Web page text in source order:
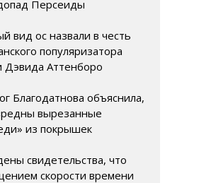
Персеиды
вид ос назвали в честь
популяризатора
Дэвида Аттенборо
Благодатнова объяснила,
вырезанные
из покрышек
свидетельства, что
скорости времени